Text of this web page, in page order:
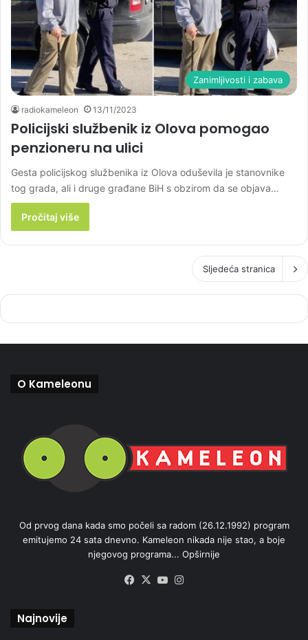
Zanimljivosti i zabava
radiokameleon 13/11/2023
Policijski službenik iz Olova pomogao
penzioneru na ulici
Gesta policijskog službenika iz Olova oduševila je stanovnike
tog grada, ali i druge građane BiH s obzirom da se objava…
Pročitaj više
Sljedeća stranica
O Kameleonu
Od prvog dana kada smo počeli sa radom (26.12.1992) program
emitujemo 24 sata dnevno. Kameleon nikada nije stao, a boje
njegovog programa... Opširnije
Facebook
X YouTube
Najnovije